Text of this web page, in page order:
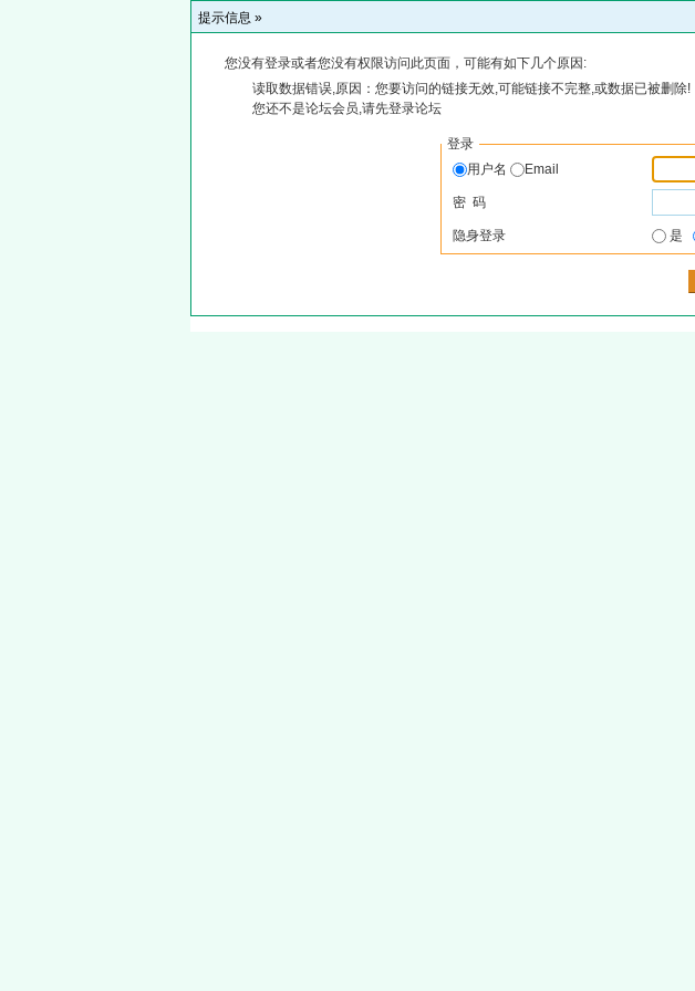
提示信息 »
您没有登录或者您没有权限访问此页面，可能有如下几个原因:
读取数据错误,原因：您要访问的链接无效,可能链接不完整,或数据已被删除!
您还不是论坛会员,请先登录论坛
登录
用户名
Email
密 码
隐身登录 是